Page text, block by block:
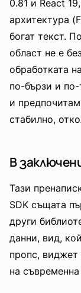
0.81 и React
архитектура
богат текст.
област не е
обработката
по-бързи и
и
стабилно,
В
Тази
SDK същата
други
данни, вид,
пропс, виджет
на